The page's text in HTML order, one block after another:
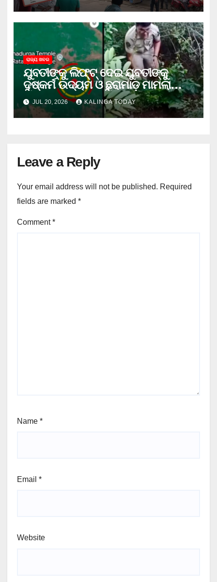
ରାଜ୍ୟ ଖବର
ଯୁବତୀଙ୍କୁ ଲିଫ୍‌ଟ୍‌ ଦେଇ ଯୁବତୀଙ୍କୁ
ଦୁଷ୍କର୍ମ ଉଦ୍ୟମ ଓ ଛୁରାମାଡ଼ ମାମଲାରେ
ଜେଲ ଗଲା ଅଭିଯୁକ୍ତ
JUL 20, 2026 KALINGA TODAY
Leave a Reply
Your email address will not be published. Required
fields are marked *
Comment*
Name *
Email *
Website